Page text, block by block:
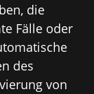
die
Fälle oder
des
von